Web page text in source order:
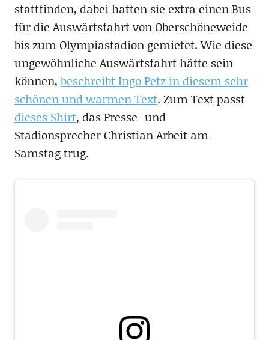
stattfinden, dabei hatten sie extra einen Bus
für die Auswärtsfahrt von Oberschöneweide
bis zum Olympiastadion gemietet. Wie diese
ungewöhnliche Auswärtsfahrt hätte sein
können, beschreibt Ingo Petz in diesem sehr
schönen und warmen Text. Zum Text passt
dieses Shirt, das Presse- und
Stadionsprecher Christian Arbeit am
Samstag trug.